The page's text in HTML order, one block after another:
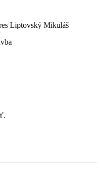
Liptovský Mikuláš